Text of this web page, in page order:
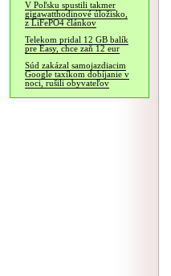
V Poľsku spustili takmer
gigawatthodinové úložisko,
z LiFePO4 článkov
Telekom pridal 12 GB balík
pre Easy, chce zaň 12 eur
Súd zakázal samojazdiacim
Google taxíkom dobíjanie v
noci, rušili obyvateľov